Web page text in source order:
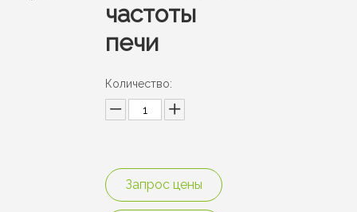
частоты
печи
Количество:
Запрос цены